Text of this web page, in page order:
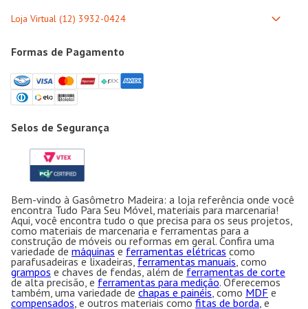
Formas de Pagamento
Selos de Segurança
Bem-vindo à Gasômetro Madeira: a loja referência onde você
encontra Tudo Para Seu Móvel, materiais para marcenaria!
Aqui, você encontra tudo o que precisa para os seus projetos,
como materiais de marcenaria e ferramentas para a
construção de móveis ou reformas em geral. Confira uma
variedade demáquinaseferramentas elétricascomo
parafusadeiras e lixadeiras,ferramentas manuais, como
grampose chaves de fendas, além deferramentas de corte
de alta precisão, eferramentas para medição. Oferecemos
também, uma variedade dechapas e painéis, comoMDFe
compensados, e outros materiais comofitas de borda, e
puxadorespara móveis e portas. Em nosso site, você também
encontrafórmicaseferragens, comoparafusos, buchas,